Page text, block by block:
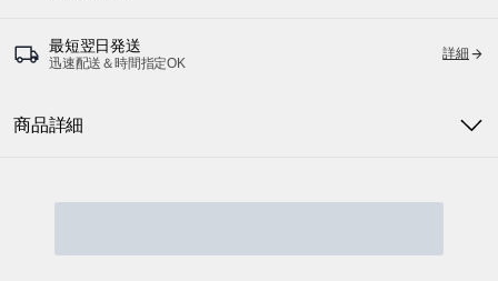
最短翌日発送
迅速配送＆時間指定OK
詳細
商品詳細